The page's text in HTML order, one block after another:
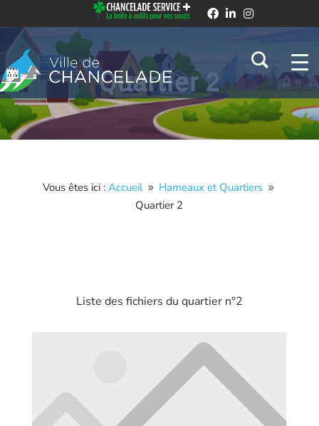
Quartier 2
Vous êtes ici : Accueil 9 Hameaux et Quartiers 9
Quartier 2
Liste des fichiers du quartier n°2